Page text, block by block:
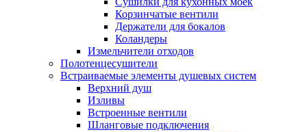
Корзинчатые вентили
Держатели для бокалов
Коландеры
Измельчители отходов
Полотенцесушители
Встраиваемые элементы душевых систем
Верхний душ
Изливы
Встроенные вентили
Шланговые подключения